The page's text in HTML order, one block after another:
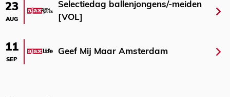
23
AUG
Selectiedag ballenjongens/-meiden
[VOL]
11
SEP
Geef Mij Maar Amsterdam